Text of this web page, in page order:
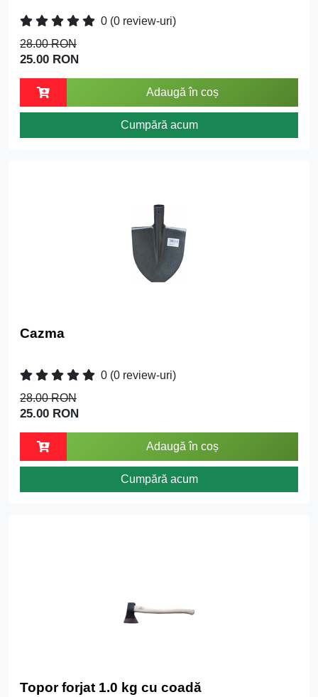
0 (0 review-uri)
28.00 RON
25.00 RON
Adaugă în coș
Cumpără acum
Cazma
0 (0 review-uri)
28.00 RON
25.00 RON
Adaugă în coș
Cumpără acum
Topor forjat 1.0 kg cu coadă